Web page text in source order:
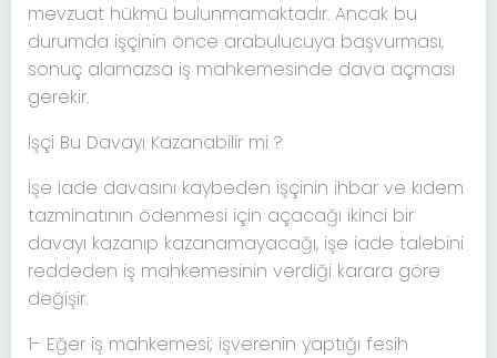
mevzuat hükmü bulunmamaktadır. Ancak bu
durumda işçinin önce arabulucuya başvurması,
sonuç alamazsa iş mahkemesinde dava açması
gerekir.
İşçi Bu Davayı Kazanabilir mi ?
İşe iade davasını kaybeden işçinin ihbar ve kıdem
tazminatının ödenmesi için açacağı ikinci bir
davayı kazanıp kazanamayacağı, işe iade talebini
reddeden iş mahkemesinin verdiği karara göre
değişir.
1- Eğer iş mahkemesi; işverenin yaptığı fesih